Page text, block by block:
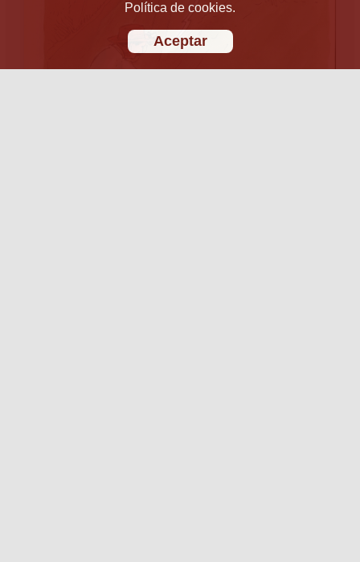
Política de cookies.
Aceptar